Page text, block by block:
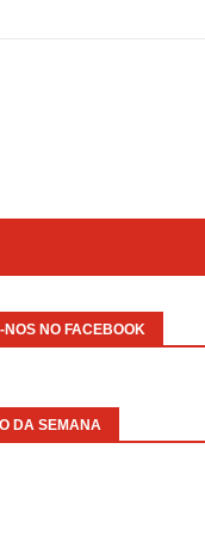
NOS NO FACEBOOK
DA SEMANA